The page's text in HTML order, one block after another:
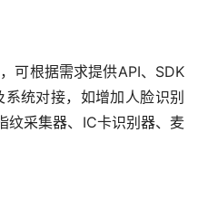
可根据需求提供API、 SDK
统对接，如增加人脸识别
采集器、 IC卡识别器、麦